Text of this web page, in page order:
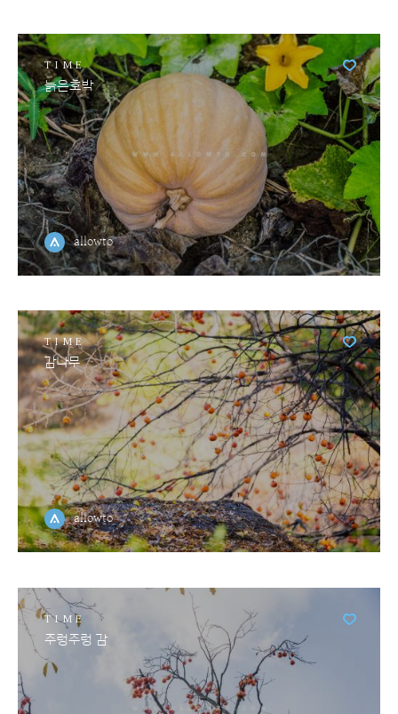
TIME
늙은호박
allowto
TIME
감나무
allowto
TIME
주렁주렁 감